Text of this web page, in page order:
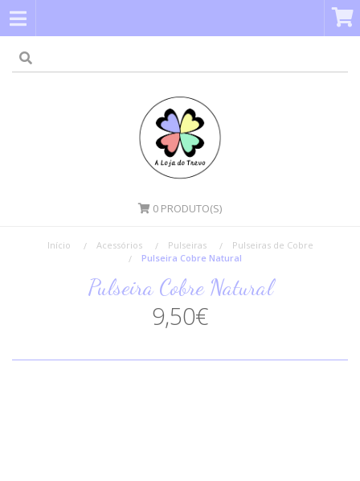
0 PRODUTO(S)
Início Acessórios Pulseiras
Pulseiras de Cobre
Pulseira Cobre Natural
Pulseira Cobre Natural
9,50€